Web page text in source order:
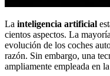
La inteligencia artificial
cientos aspectos. La
evolución de los coches
razón. Sin embargo, una
ampliamente empleada en